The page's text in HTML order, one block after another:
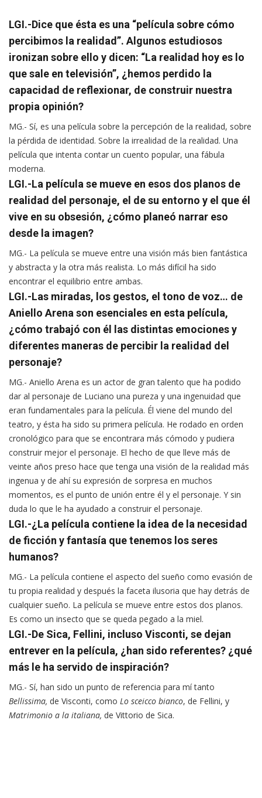
LGI.-Dice que ésta es una “película sobre cómo
percibimos la realidad”. Algunos estudiosos
ironizan sobre ello y dicen: “La realidad hoy es lo
que sale en televisión”, ¿hemos perdido la
capacidad de reflexionar, de construir nuestra
propia opinión?
MG.- Sí, es una película sobre la percepción de la realidad, sobre
la pérdida de identidad. Sobre la irrealidad de la realidad. Una
película que intenta contar un cuento popular, una fábula
moderna.
LGI.-La película se mueve en esos dos planos de
realidad del personaje, el de su entorno y el que él
vive en su obsesión, ¿cómo planeó narrar eso
desde la imagen?
MG.- La película se mueve entre una visión más bien fantástica
y abstracta y la otra más realista. Lo más difícil ha sido
encontrar el equilibrio entre ambas.
LGI.-Las miradas, los gestos, el tono de voz… de
Aniello Arena son esenciales en esta película,
¿cómo trabajó con él las distintas emociones y
diferentes maneras de percibir la realidad del
personaje?
MG.- Aniello Arena es un actor de gran talento que ha podido
dar al personaje de Luciano una pureza y una ingenuidad que
eran fundamentales para la película. Él viene del mundo del
teatro, y ésta ha sido su primera película. He rodado en orden
cronológico para que se encontrara más cómodo y pudiera
construir mejor el personaje. El hecho de que lleve más de
veinte años preso hace que tenga una visión de la realidad más
ingenua y de ahí su expresión de sorpresa en muchos
momentos, es el punto de unión entre él y el personaje. Y sin
duda lo que le ha ayudado a construir el personaje.
LGI.-¿La película contiene la idea de la necesidad
de ficción y fantasía que tenemos los seres
humanos?
MG.- La película contiene el aspecto del sueño como evasión de
tu propia realidad y después la faceta ilusoria que hay detrás de
cualquier sueño. La película se mueve entre estos dos planos.
Es como un insecto que se queda pegado a la miel.
LGI.-De Sica, Fellini, incluso Visconti, se dejan
entrever en la película, ¿han sido referentes? ¿qué
más le ha servido de inspiración?
MG.- Sí, han sido un punto de referencia para mí tanto
Bellissima, de Visconti, como Lo sceicco bianco, de Fellini, y
Matrimonio a la italiana, de Vittorio de Sica.